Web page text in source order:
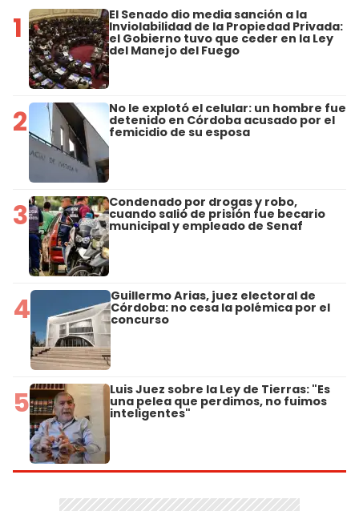
1 El Senado dio media sanción a la
Inviolabilidad de la Propiedad Privada:
el Gobierno tuvo que ceder en la Ley
del Manejo del Fuego
2 No le explotó el celular: un hombre fue
detenido en Córdoba acusado por el
femicidio de su esposa
3 Condenado por drogas y robo,
cuando salió de prisión fue becario
municipal y empleado de Senaf
4 Guillermo Arias, juez electoral de
Córdoba: no cesa la polémica por el
concurso
5 Luis Juez sobre la Ley de Tierras: "Es
una pelea que perdimos, no fuimos
inteligentes"